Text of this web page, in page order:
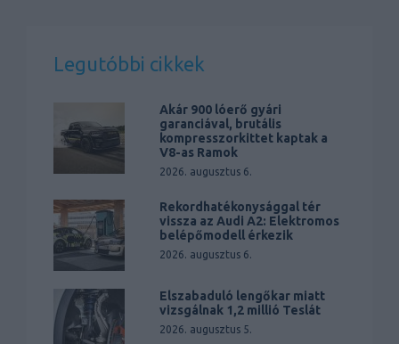
Legutóbbi cikkek
Akár 900 lóerő gyári
garanciával, brutális
kompresszorkittet kaptak a
V8-as Ramok
2026. augusztus 6.
Rekordhatékonysággal tér
vissza az Audi A2: Elektromos
belépőmodell érkezik
2026. augusztus 6.
Elszabaduló lengőkar miatt
vizsgálnak 1,2 millió Teslát
2026. augusztus 5.